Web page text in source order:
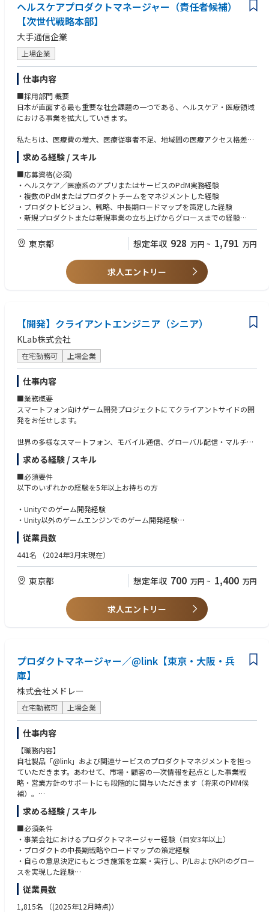
ヘルスケアプロダクトマネージャー（責任者候補）
【次世代戦略本部】
大手通信企業
上場企業
仕事内容
■採用部門 概要
日本が直面する最も重要な社会課題の一つである、ヘルスケア・医療領域
における事業を拡大していきます。
私たちは、医療費の増大、医療従事者不足、地域間の医療アクセス格差、
社会保障制度の持続可能性など、本領域における課題を事業として持続性
を持ったうえで解決するべく、自社が有するソブリンクラウドや国産LLM
などの先端技術、通信事業で培った社会インフラとしての基盤、さらにグ
ループ企業が持つ国内有数の顧客接点を掛け合わせ、国民的なヘルスケア
プラットフォームの創出に挑戦しています。
その第一歩として、外部パートナーとの協業を発表しました。今後は、
ータを安全に管理し、主体的に利活用できる環境を構築していきます。
さらに、AIパーソナルアシスタントによって、日々の健康管理から医療機
関への適切な受診支援までをシームレスにつなぎ、一人ひとりが必要なタ
イミングで最適なサポートを受けられる新たなヘルスケアアプリを立ち上
制、国民の健康寿命の延伸、企業の健康経営支援に貢献していきます。
社会課題の解決と巨大な新規事業の創出を同時に実現する、極めてチャレ
ンジングな領域ですが、日本のヘルスケア・医療の未来を、テクノロジー
と事業の力で本気で変えていく。その挑戦に、ともに取り組む仲間を募集
しています。
■職務内容
【ミッション】
新規ヘルスケアアプリのプロダクトマネジメント責任者としてPdM組織を
横断的に統括する。プロダクトの立ち上げ・グロースを通じて事業成長を
牽引する。
【主な業務】
各領域のPdMをマネジメントし、プロダクトビジョン、顧客体験、データ
ー、医療機関、自治体、企業、保険者、パートナーなど、多様なステーク
ホルダーへの提供価値を最大化し、複数のサービスやデータが有機的につ
ながるヘルスケアプラットフォームを構築する。経営、事業開発、開発、
デザイン、医療専門職、営業、カスタマーサクセスなどを横断的にリード
し、PdM組織の採用・育成・評価・業務プロセス整備も担う。
・ヘルスケアアプリ全体のプロダクトビジョン・戦略策定
・プロダクトポートフォリオ、中長期ロードマップの策定
・各領域の提供価値、責任範囲、優先順位の整理
・PdM組織の採用、育成、評価、配置、組織設計
・経営層への戦略、投資計画、進捗、リスクの報告
・プロダクトKPIの設計、モニタリング、改善
・関連部門との部門横断的な連携推進
■仕事の魅力
・日本No.1を目指すヘルスケアプラットフォームの中核を担うことができ
る
日常の健康管理・医療機関接続・パートナーとの共創を包含する大規模な
ヘルスケアプラットフォーム全体を構築し、新たなユーザー体験を生み出
す、多くの企業が志向しながらも成し得なかったテーマに挑戦することが
できるポジションです。
・大規模な社会実装をリードできる
自治体、企業、医療機関、パートナーなどの顧客基盤を通じて、多くのユ
ケアアプリを目指しており、今後、政府や行政とも密接に関わっていく中
で、自身が率いるプロダクトが政策や地域行政に反映されることも考えら
れ、社会の健康・医療体験を変えるインパクトを持ちます。
・ユーザー／医療機関／自治体／企業をつなぐ価値を創出できる
生活者向けサービス、医療機関向け連携、自治体施策、企業向けサービ
ス、パートナーサービスを一つのアプリ上で接続します。各ステークホル
ダーの個別価値に加え、連携によって生まれる新たな価値を設計すること
求める経験 / スキル
■応募資格(必須)
・ヘルスケア／医療系のアプリまたはサービスのPdM実務経験
・複数のPdMまたはプロダクトチームをマネジメントした経験
・プロダクトビジョン、戦略、中長期ロードマップを策定した経験
・新規プロダクトまたは新規事業の立ち上げからグロースまでの経験
・PRD、要求仕様、要件定義、KPI設計などに関する豊富な経験
・エンジニアリング、デザイン、事業部門と協働したプロダクト開発経験
・組織目標の設定、人材育成、評価、採用などのピープルマネジメント経
・不確実性の高い環境で、自ら方針を定めて組織を前進させた経験
・BtoC、BtoB、BtoG、BtoBtoCを横断するプロダクトの経験
・大規模アプリまたは大規模ユーザー基盤を持つサービスの経験
・プロダクトオペレーションやPdM育成制度の構築経験
・AI、データ分析、レコメンドなどを活用したプロダクト経験
・個人情報保護、医療情報、セキュリティ、医療関連規制に関する知識
東京都 想定年収 928 万円 ~ 1,791 万円
求人エントリー
【開発】クライアントエンジニア（シニア）
KLab株式会社
在宅勤務可 上場企業
仕事内容
■業務概要
スマートフォン向けゲーム開発プロジェクトにてクライアントサイドの開
発をお任せします。
世界の多様なスマートフォン、モバイル通信、グローバル配信・マルチプ
ラットフォーム展開の4つが組みあわさった未知の環境にワクワクしなが
ら、業界トップクラスの技術力を持つエンジニア達と切磋琢磨して一緒に
開発したい人を求めています。
る人、能動的かつポジティブに行動できる人が評価される風土です。
このため、クライアントエンジニアがサーバーサイドを担当したり、エン
ジニアがゲームの企画に参加する、といったことを積極的に推奨していま
すし、そういうことをやりたい方と一緒に仕事をしたいと思っています。
■主な業務内容
・ゲーム内キャラクター、AI、ギミック等の実装
・画面のデザインに合わせたUIの実装
・パフォーマンスチューニング など
求める経験 / スキル
■必須要件
以下のいずれかの経験を5年以上お持ちの方
・Unityでのゲーム開発経験
・Unity以外のゲームエンジンでのゲーム開発経験
・C#、C++での開発経験
・OpenGL、DirectXでの開発経験
・大規模開発におけるゲーム開発経験
・グラフィックパイプラインに関する知識
・負荷計測や負荷軽減などのパフォーマンスチューニングの経験
・ワークフロー整備の経験
・チーム開発でのリーダー経験
いける方
・面白いゲームを作るために自発的に提案・行動ができる方
・自己研鑽や情報発信を能動的にできる方
従業員数
441名 （2024年3月末現在）
東京都 想定年収 700 万円 ~ 1,400 万円
求人エントリー
プロダクトマネージャー／@link【東京・大阪・兵
庫】
株式会社メドレー
在宅勤務可 上場企業
仕事内容
【職務内容】
自社製品「@link」および関連サービスのプロダクトマネジメントを担っ
ていただきます。あわせて、市場・顧客の一次情報を起点とした事業戦
略・営業方針のサポートにも段階的に関与いただきます（将来のPMM候
補）。
■PdM業務
・顧客・現場の声や問合せ分析にもとづく課題発見と企画立案
・新機能・改善の要件定義、開発チームと連携したリリースまでの推進
・プロダクトの中長期的なロードマップ策定への関与
■将来的に担っていただきたい業務（PMM領域）
特定）
・ポジショニングとメッセージング（競合との差別化、訴求・メッセージ
求める経験 / スキル
■必須条件
・事業会社におけるプロダクトマネージャー経験（目安3年以上）
・プロダクトの中長期戦略やロードマップの策定経験
・自らの意思決定にもとづき施策を立案・実行し、P/LおよびKPIのグロー
スを実現した経験
・顧客インタビューやアンケートなどの定性調査を主導し、プロダクトや
事業の意思決定につなげた経験
・エンジニア・デザイナー・セールス・CSなど複数のステークホルダーと
従業員数
1,815名 （(2025年12月時点)）